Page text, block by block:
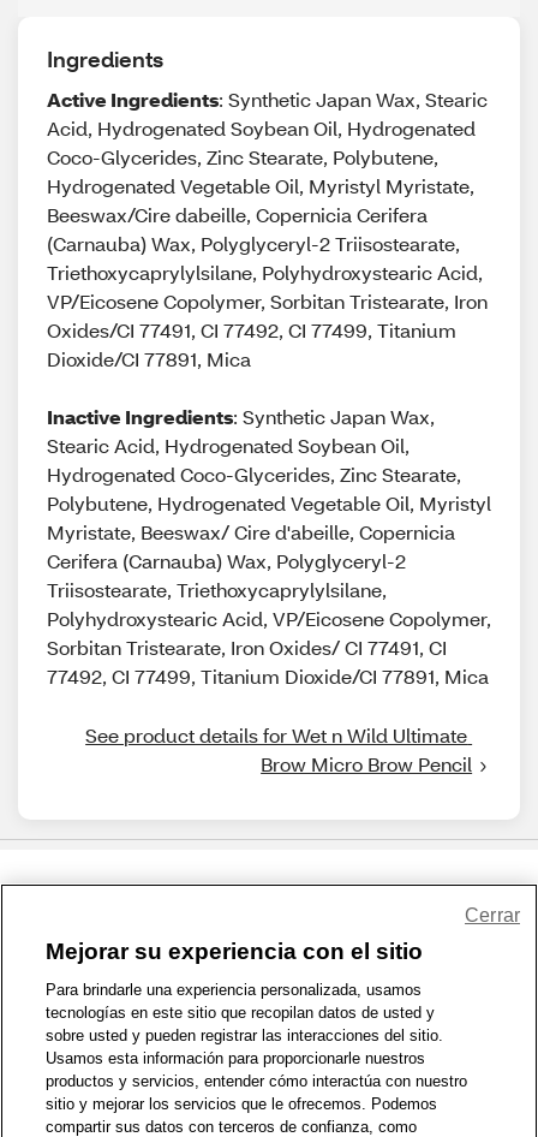
Ingredients
Active Ingredients: Synthetic Japan Wax, Stearic
Acid, Hydrogenated Soybean Oil, Hydrogenated
Coco-Glycerides, Zinc Stearate, Polybutene,
Hydrogenated Vegetable Oil, Myristyl Myristate,
Beeswax/Cire dabeille, Copernicia Cerifera
(Carnauba) Wax, Polyglyceryl-2 Triisostearate,
Triethoxycaprylylsilane, Polyhydroxystearic Acid,
VP/Eicosene Copolymer, Sorbitan Tristearate, Iron
Oxides/CI 77491, CI 77492, CI 77499, Titanium
Dioxide/CI 77891, Mica
Inactive Ingredients: Synthetic Japan Wax,
Stearic Acid, Hydrogenated Soybean Oil,
Hydrogenated Coco-Glycerides, Zinc Stearate,
Polybutene, Hydrogenated Vegetable Oil, Myristyl
Myristate, Beeswax/ Cire d'abeille, Copernicia
Cerifera (Carnauba) Wax, Polyglyceryl-2
Triisostearate, Triethoxycaprylylsilane,
Polyhydroxystearic Acid, VP/Eicosene Copolymer,
Sorbitan Tristearate, Iron Oxides/ CI 77491, CI
77492, CI 77499, Titanium Dioxide/CI 77891, Mica
See product details for Wet n Wild Ultimate
Brow Micro Brow Pencil
1-800-679-9691 | Contáctenos | Términos de Uso | Accesibilidad
Política de Privacidad | WA Privacy Policy | Mapa del sitio
Zona de Bienestar | © 1999 - 2026 CVS.com
Mejorar su experiencia con el sitio
Para brindarle una experiencia personalizada, usamos
tecnologías en este sitio que recopilan datos de usted y
sobre usted y pueden registrar las interacciones del sitio.
Usamos esta información para proporcionarle nuestros
productos y servicios, entender cómo interactúa con nuestro
sitio y mejorar los servicios que le ofrecemos. Podemos
compartir sus datos con terceros de confianza, como
Cerrar